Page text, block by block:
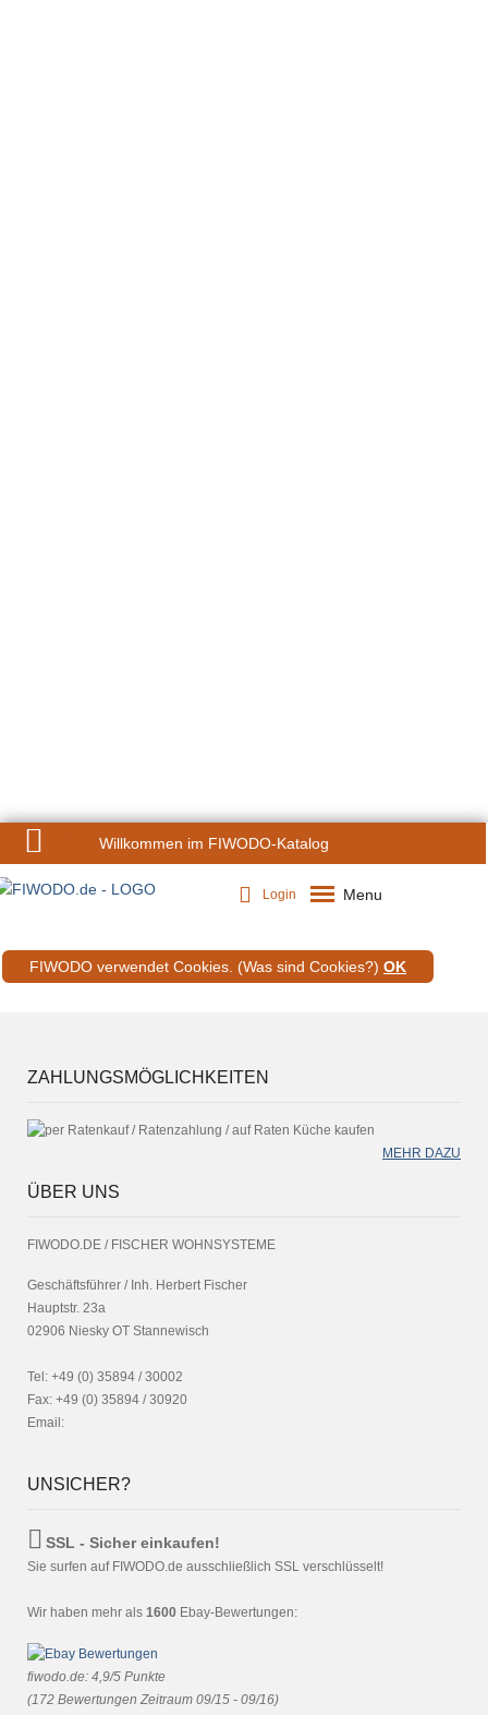
Willkommen im FIWODO-Katalog
Login Menu
FIWODO verwendet Cookies. (Was sind Cookies?) OK
ZAHLUNGSMÖGLICHKEITEN
MEHR DAZU
ÜBER UNS
FIWODO.DE / FISCHER WOHNSYSTEME
Geschäftsführer / Inh. Herbert Fischer
Hauptstr. 23a
02906 Niesky OT Stannewisch
Tel: +49 (0) 35894 / 30002
Fax: +49 (0) 35894 / 30920
Email:
UNSICHER?
SSL - Sicher einkaufen!
Sie surfen auf FIWODO.de ausschließlich SSL verschlüsselt!
Wir haben mehr als 1600 Ebay-Bewertungen:
fiwodo.de: 4,9/5 Punkte
(172 Bewertungen Zeitraum 09/15 - 09/16)